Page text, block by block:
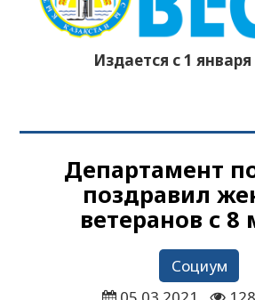
Издается с 1 января
Департамент
поздравил
ветеранов с 8
Социум